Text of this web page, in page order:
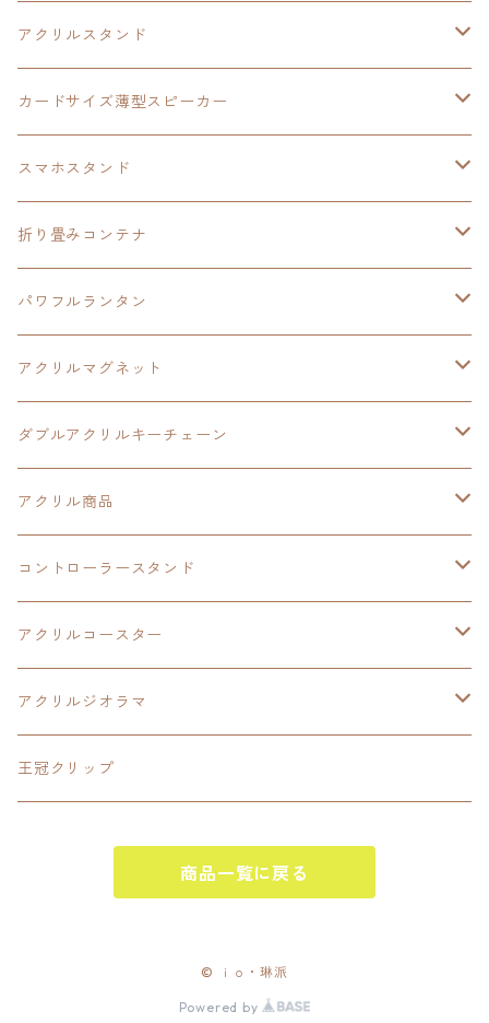
イースⅧ
創の軌跡
HOT-SHOT
イースⅨ
閃の軌跡Ⅳ
黎の軌跡Ⅱ
碧の軌跡：改
閃の軌跡Ⅲ
黎の軌跡
黎の軌跡Ⅱ
イースⅧ
軌跡シリーズ20周年記念
黎の軌跡
アクリルスタンド
オーロラ
カードサイズ薄型スピーカー
黎の軌跡
40周年記念
スマホスタンド
ワイヤレス充電スマホスタンド
黎の軌跡
折り畳みコンテナ
黎の軌跡Ⅱ
イースⅧ
イースⅩ
創の軌跡
パワフルランタン
創の軌跡
アクリルマグネット
創の軌跡
界の軌跡
ダブルアクリルキーチェーン
創の軌跡
アクリル商品
LEDアクリルカード
界の軌跡
アクリルジオラマ
コントローラースタンド
イースⅨ
閃の軌跡Ⅳ
碧の軌跡:改
アクリルコースター
イースⅧ
閃の軌跡Ⅱ
アクリルジオラマ
閃の軌跡Ⅲ
王冠クリップ
商品一覧に戻る
© ｉｏ・琳派
Powered by